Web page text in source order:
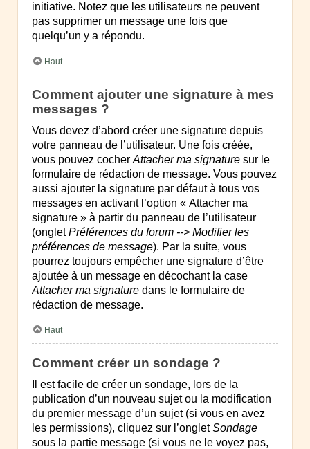
initiative. Notez que les utilisateurs ne peuvent
pas supprimer un message une fois que
quelqu’un y a répondu.
Haut
Comment ajouter une signature à mes
messages ?
Vous devez d’abord créer une signature depuis
votre panneau de l’utilisateur. Une fois créée,
vous pouvez cocher Attacher ma signature sur le
formulaire de rédaction de message. Vous pouvez
aussi ajouter la signature par défaut à tous vos
messages en activant l’option « Attacher ma
signature » à partir du panneau de l’utilisateur
(ongletPréférences du forum --> Modifier les
préférences de message). Par la suite, vous
pourrez toujours empêcher une signature d’être
ajoutée à un message en décochant la case
Attacher ma signature dans le formulaire de
rédaction de message.
Haut
Comment créer un sondage ?
Il est facile de créer un sondage, lors de la
publication d’un nouveau sujet ou la modification
du premier message d’un sujet (si vous en avez
les permissions), cliquez sur l’ongletSondage
sous la partie message (si vous ne le voyez pas,